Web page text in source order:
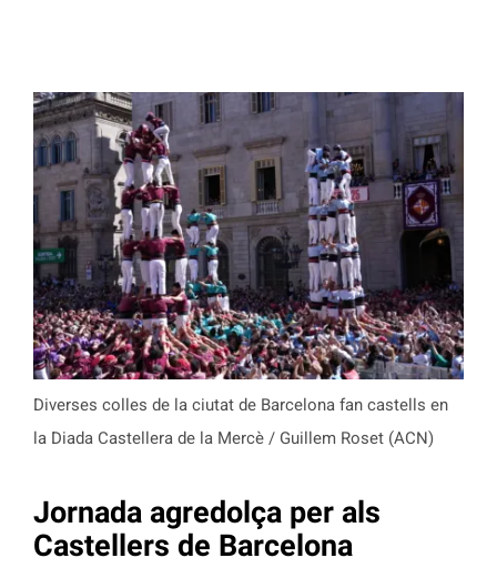
Diverses colles de la ciutat de Barcelona fan castells en
la Diada Castellera de la Mercè / Guillem Roset (ACN)
Jornada agredolça per als
Castellers de Barcelona